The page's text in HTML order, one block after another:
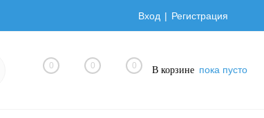
Вход Регистрация
0 0 0 В корзине пока пусто